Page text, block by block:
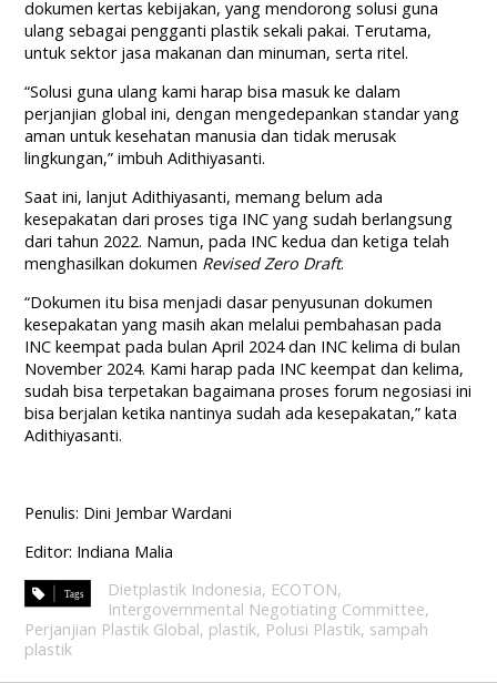
dokumen kertas kebijakan, yang mendorong solusi guna
ulang sebagai pengganti plastik sekali pakai. Terutama,
untuk sektor jasa makanan dan minuman, serta ritel.
“Solusi guna ulang kami harap bisa masuk ke dalam
perjanjian global ini, dengan mengedepankan standar yang
aman untuk kesehatan manusia dan tidak merusak
lingkungan,” imbuh Adithiyasanti.
Saat ini, lanjut Adithiyasanti, memang belum ada
kesepakatan dari proses tiga INC yang sudah berlangsung
dari tahun 2022. Namun, pada INC kedua dan ketiga telah
menghasilkan dokumen Revised Zero Draft.
“Dokumen itu bisa menjadi dasar penyusunan dokumen
kesepakatan yang masih akan melalui pembahasan pada
INC keempat pada bulan April 2024 dan INC kelima di bulan
November 2024. Kami harap pada INC keempat dan kelima,
sudah bisa terpetakan bagaimana proses forum negosiasi ini
bisa berjalan ketika nantinya sudah ada kesepakatan,” kata
Adithiyasanti.
Penulis: Dini Jembar Wardani
Editor: Indiana Malia
Dietplastik Indonesia, ECOTON,
Intergovernmental Negotiating Committee,
Perjanjian Plastik Global, plastik, Polusi Plastik, sampah
plastik